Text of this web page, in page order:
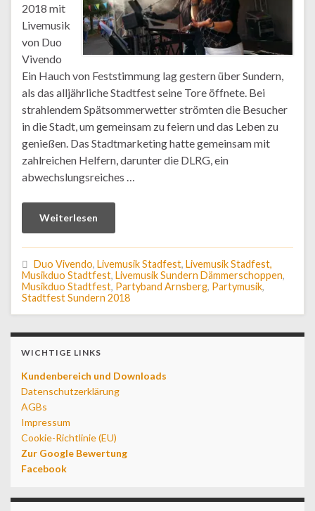
2018 mit
Livemusik
von Duo
Vivendo
Ein Hauch von Feststimmung lag gestern über Sundern,
als das alljährliche Stadtfest seine Tore öffnete. Bei
strahlendem Spätsommerwetter strömten die Besucher
in die Stadt, um gemeinsam zu feiern und das Leben zu
genießen. Das Stadtmarketing hatte gemeinsam mit
zahlreichen Helfern, darunter die DLRG, ein
abwechslungsreiches …
Weiterlesen
Duo Vivendo, Livemusik Stadfest, Livemusik Stadfest,
Musikduo Stadtfest, Livemusik Sundern Dämmerschoppen,
Musikduo Stadtfest, Partyband Arnsberg, Partymusik,
Stadtfest Sundern 2018
WICHTIGE LINKS
Kundenbereich und Downloads
Datenschutzerklärung
AGBs
Impressum
Cookie-Richtlinie (EU)
Zur Google Bewertung
Facebook